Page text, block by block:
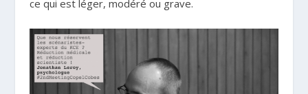
ce qui est léger, modéré ou grave.